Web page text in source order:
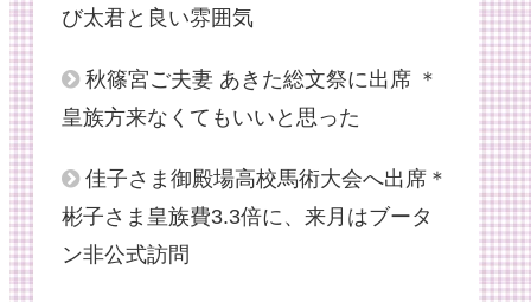
び太君と良い雰囲気
秋篠宮ご夫妻 あきた総文祭に出席 ＊
皇族方来なくてもいいと思った
佳子さま御殿場高校馬術大会へ出席＊
彬子さま皇族費3.3倍に、来月はブータ
ン非公式訪問